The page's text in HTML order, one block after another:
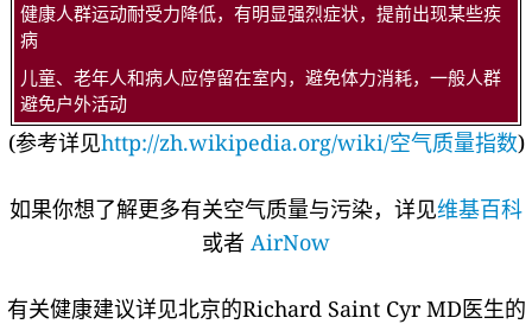
健康人群运动耐受力降低，有明显强烈症状，提前出现某些疾
病
儿童、老年人和病人应停留在室内，避免体力消耗，一般人群
避免户外活动
(参考详见http://zh.wikipedia.org/wiki/空气质量指数)
如果你想了解更多有关空气质量与污染，详见维基百科
或者 AirNow
有关健康建议详见北京的Richard Saint Cyr MD医生的